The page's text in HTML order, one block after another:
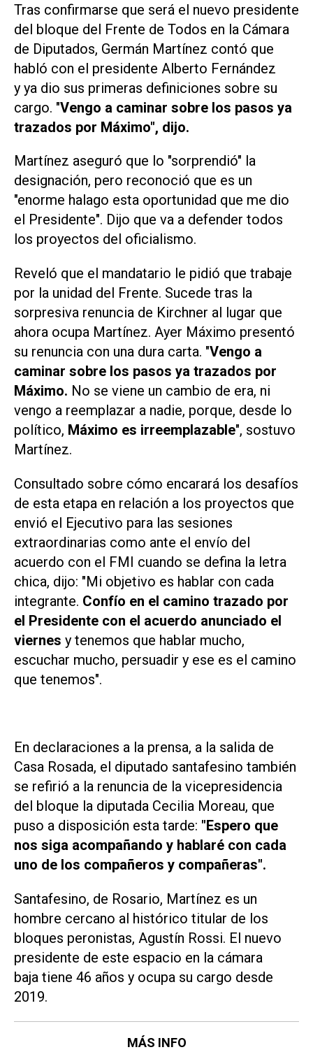
Tras confirmarse que será el nuevo presidente
del bloque del Frente de Todos en la Cámara
de Diputados, Germán Martínez contó que
habló con el presidente Alberto Fernández
y ya dio sus primeras definiciones sobre su
cargo. "Vengo a caminar sobre los pasos ya
trazados por Máximo", dijo.
Martínez aseguró que lo "sorprendió" la
designación, pero reconoció que es un
"enorme halago esta oportunidad que me dio
el Presidente". Dijo que va a defender todos
los proyectos del oficialismo.
Reveló que el mandatario le pidió que trabaje
por la unidad del Frente. Sucede tras la
sorpresiva renuncia de Kirchner al lugar que
ahora ocupa Martínez. Ayer Máximo presentó
su renuncia con una dura carta. "Vengo a
caminar sobre los pasos ya trazados por
Máximo. No se viene un cambio de era, ni
vengo a reemplazar a nadie, porque, desde lo
político, Máximo es irreemplazable", sostuvo
Martínez.
Consultado sobre cómo encarará los desafíos
de esta etapa en relación a los proyectos que
envió el Ejecutivo para las sesiones
extraordinarias como ante el envío del
acuerdo con el FMI cuando se defina la letra
chica, dijo: "Mi objetivo es hablar con cada
integrante. Confío en el camino trazado por
el Presidente con el acuerdo anunciado el
viernes y tenemos que hablar mucho,
escuchar mucho, persuadir y ese es el camino
que tenemos".
En declaraciones a la prensa, a la salida de
Casa Rosada, el diputado santafesino también
se refirió a la renuncia de la vicepresidencia
del bloque la diputada Cecilia Moreau, que
puso a disposición esta tarde: "Espero que
nos siga acompañando y hablaré con cada
uno de los compañeros y compañeras".
Santafesino, de Rosario, Martínez es un
hombre cercano al histórico titular de los
bloques peronistas, Agustín Rossi. El nuevo
presidente de este espacio en la cámara
baja tiene 46 años y ocupa su cargo desde
2019.
MÁS INFO